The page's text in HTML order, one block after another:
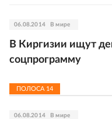
06.08.2014 В мире
В Киргизии ищут
соцпрограмму
ПОЛОСА 14
06.08.2014 В мире